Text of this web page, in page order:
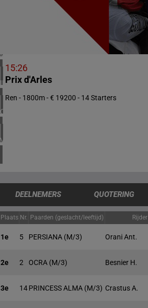
VERENIGD KONINKRIJK
3 meeting(s)
IERLAND
1 meeting(s)
CHILI
1 meeting(s)
VERENIGDE STATEN
4 meeting(s)
15:26
Prix d'Arles
Ren - 1800m - € 19200 - 14 Starters
DEELNEMERS QUOTERING
Plaats Nr. Paarden (geslacht/leeftijd) Rijder
1e 5 PERSIANA (M/3) Orani Ant.
2e 2 OCRA (M/3) Besnier H.
3e 14PRINCESS ALMA (M/3) Crastus A.